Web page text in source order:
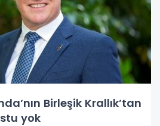
Birleşik Krallık’tan
yok